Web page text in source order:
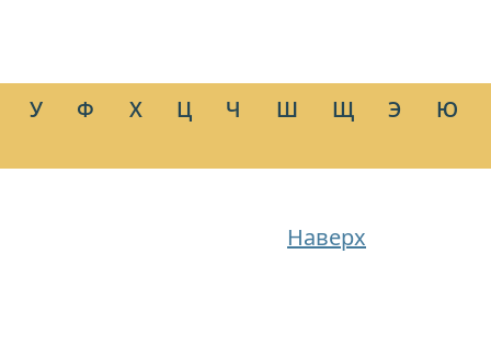
У Ф Х Ц Ч Ш Щ Э Ю
Наверх